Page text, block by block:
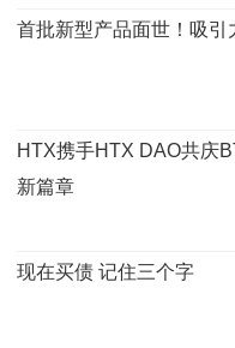
首批新型产品面世！吸引
HTX携手HTX DAO共庆
新篇章
现在买债 记住三个字